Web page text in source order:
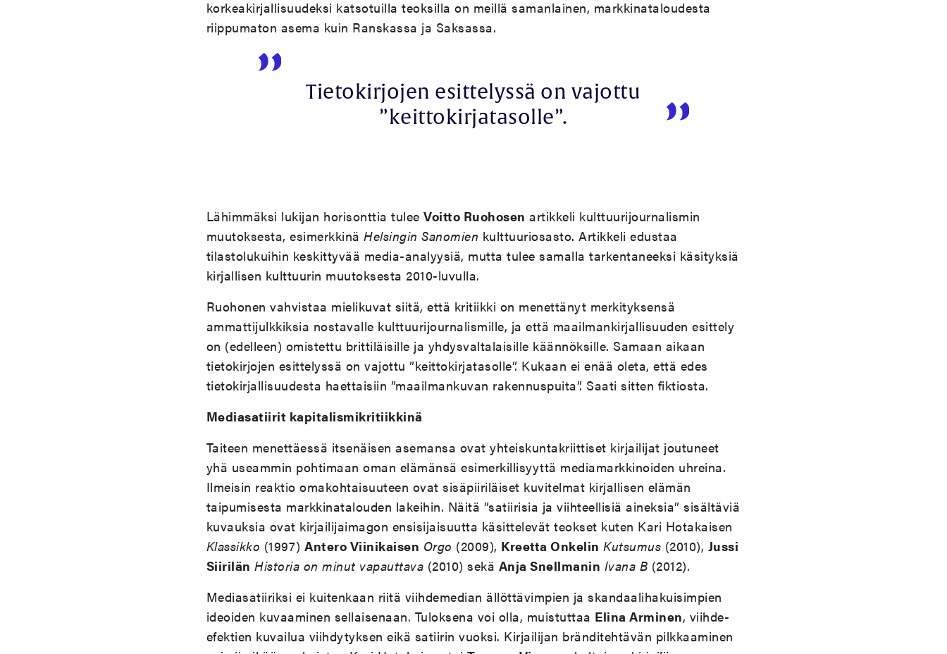
korkeakirjallisuudeksi katsotuilla teoksilla on meillä samanlainen, markkinataloudesta
riippumaton asema kuin Ranskassa ja Saksassa.
Tietokirjojen esittelyssä on vajottu
”keittokirjatasolle”.
Lähimmäksi lukijan horisonttia tulee Voitto Ruohosen artikkeli kulttuurijournalismin
muutoksesta, esimerkkinä Helsingin Sanomien kulttuuriosasto. Artikkeli edustaa
tilastolukuihin keskittyvää media-analyysiä, mutta tulee samalla tarkentaneeksi käsityksiä
kirjallisen kulttuurin muutoksesta 2010-luvulla.
Ruohonen vahvistaa mielikuvat siitä, että kritiikki on menettänyt merkityksensä
ammattijulkkiksia nostavalle kulttuurijournalismille, ja että maailmankirjallisuuden esittely
on (edelleen) omistettu brittiläisille ja yhdysvaltalaisille käännöksille. Samaan aikaan
tietokirjojen esittelyssä on vajottu ”keittokirjatasolle”. Kukaan ei enää oleta, että edes
tietokirjallisuudesta haettaisiin ”maailmankuvan rakennuspuita”. Saati sitten fiktiosta.
Mediasatiirit kapitalismikritiikkinä
Taiteen menettäessä itsenäisen asemansa ovat yhteiskuntakriittiset kirjailijat joutuneet
yhä useammin pohtimaan oman elämänsä esimerkillisyyttä mediamarkkinoiden uhreina.
Ilmeisin reaktio omakohtaisuuteen ovat sisäpiiriläiset kuvitelmat kirjallisen elämän
taipumisesta markkinatalouden lakeihin. Näitä ”satiirisia ja viihteellisiä aineksia” sisältäviä
kuvauksia ovat kirjailijaimagon ensisijaisuutta käsittelevät teokset kuten Kari Hotakaisen
Klassikko (1997) Antero Viinikaisen Orgo (2009), Kreetta Onkelin Kutsumus (2010), Jussi
Siirilän Historia on minut vapauttava (2010) sekä Anja Snellmanin Ivana B (2012).
Mediasatiiriksi ei kuitenkaan riitä viihdemedian ällöttävimpien ja skandaalihakuisimpien
ideoiden kuvaaminen sellaisenaan. Tuloksena voi olla, muistuttaa Elina Arminen, viihde-
efektien kuvailua viihdytyksen eikä satiirin vuoksi. Kirjailijan bränditehtävän pilkkaaminen